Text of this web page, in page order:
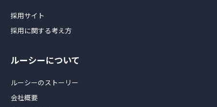
採用サイト
採用に関する考え方
ルーシーについて
ルーシーのストーリー
会社概要